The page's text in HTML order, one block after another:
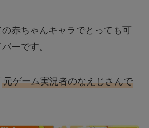
赤ちゃんキャラでとっても可
ーです。
元ゲーム実況者のなえじさんで